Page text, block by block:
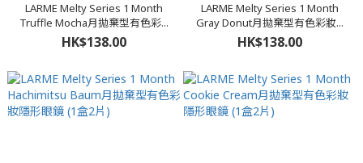
LARME Melty Series 1 Month
Truffle Mocha月拋棄型有色彩...
HK$138.00
LARME Melty Series 1 Month
Gray Donut月拋棄型有色彩妝...
HK$138.00